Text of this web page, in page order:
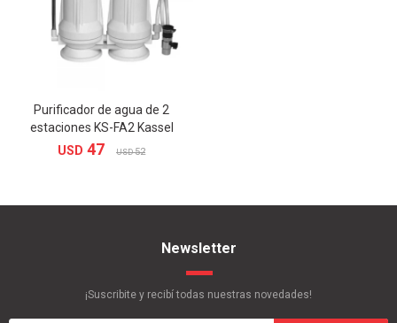
Purificador de agua de 2
estaciones KS-FA2 Kassel
USD 47 USD 52
Newsletter
¡Suscribite y recibí todas nuestras novedades!